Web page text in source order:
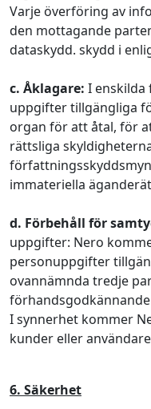
Varje överföring av
den mottagande
dataskydd. skydd i
c. Åklagare: I enskilda
uppgifter tillgängliga
organ för att åtal, för
rättsliga
immateriella
d. Förbehåll för
uppgifter: Nero
personuppgifter
ovannämnda tredje
I synnerhet kommer
kunder eller
6. Säkerhet